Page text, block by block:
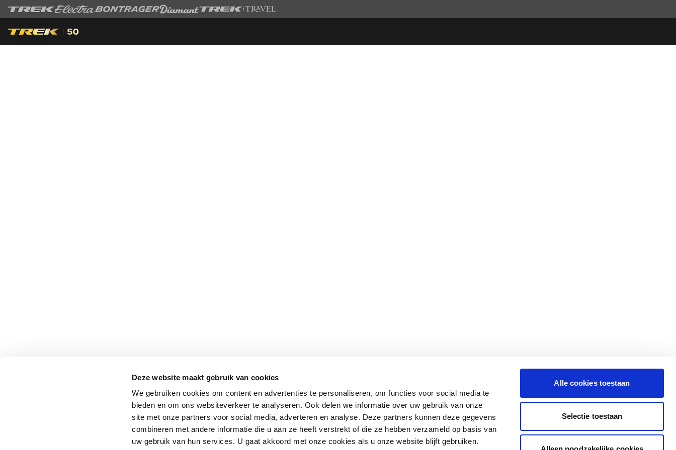
Deze website maakt gebruik van cookies
We gebruiken cookies om content en advertenties te personaliseren, om functies voor social media te
bieden en om ons websiteverkeer te analyseren. Ook delen we informatie over uw gebruik van onze
site met onze partners voor social media, adverteren en analyse. Deze partners kunnen deze gegevens
combineren met andere informatie die u aan ze heeft verstrekt of die ze hebben verzameld op basis van
uw gebruik van hun services. U gaat akkoord met onze cookies als u onze website blijft gebruiken.
Alle cookies toestaan
Selectie toestaan